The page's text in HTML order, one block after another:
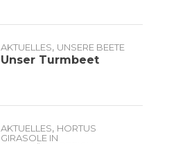
AKTUELLES, UNSERE BEETE
Unser Turmbeet
AKTUELLES, HORTUS
GIRASOLE IN